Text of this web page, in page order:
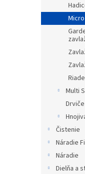
Multi
Čistenie
Náradie
Náradie
Dielňa a